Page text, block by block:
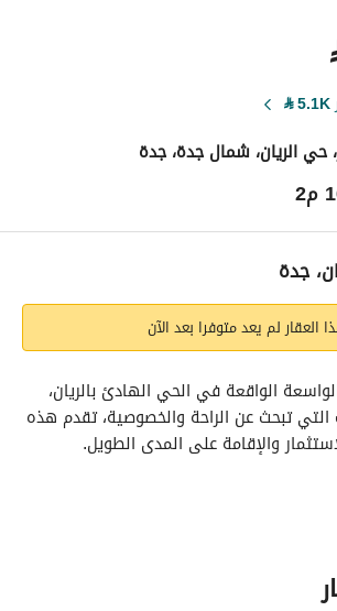
5.1K
⃁
حي الريان، شمال جدة، جدة
معلومات ترخيص الإعلان
جدة
العقار لم يعد متوفرا بعد الآن
والإقامة على المدى الطويل.
(بدون غرف نوم)